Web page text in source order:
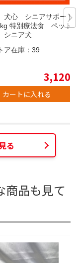
犬心 シニアサポート
特別療法食 ペット
ニア犬
ア在庫： 39
3,120
カートに入れる
る
商品も見て